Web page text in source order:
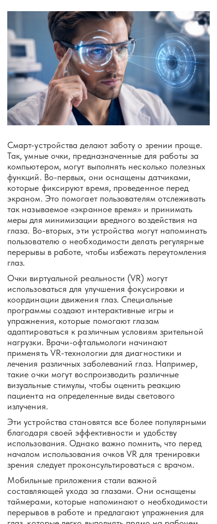
Смарт-устройства делают заботу о зрении проще.
Так, умные очки, предназначенные для работы за
компьютером, могут выполнять несколько полезных
функций. Во-первых, они оснащены датчиками,
которые фиксируют время, проведенное перед
экраном. Это помогает пользователям отслеживать
так называемое «экранное время» и принимать
меры для минимизации вредного воздействия на
глаза. Во-вторых, эти устройства могут напоминать
пользователю о необходимости делать регулярные
перерывы в работе, чтобы избежать переутомления
глаз.
Очки виртуальной реальности (VR) могут
использоваться для улучшения фокусировки и
координации движения глаз. Специальные
программы создают интерактивные игры и
упражнения, которые помогают глазам
адаптироваться к различным условиям зрительной
нагрузки. Врачи-офтальмологи начинают
применять VR-технологии для диагностики и
лечения различных заболеваний глаз. Например,
такие очки могут воспроизводить различные
визуальные стимулы, чтобы оценить реакцию
пациента на определенные виды светового
излучения.
Эти устройства становятся все более популярными
благодаря своей эффективности и удобству
использования. Однако важно помнить, что перед
началом использования очков VR для тренировки
зрения следует проконсультироваться с врачом.
Мобильные приложения стали важной
составляющей ухода за глазами. Они оснащены
таймерами, которые напоминают о необходимости
перерывов в работе и предлагают упражнения для